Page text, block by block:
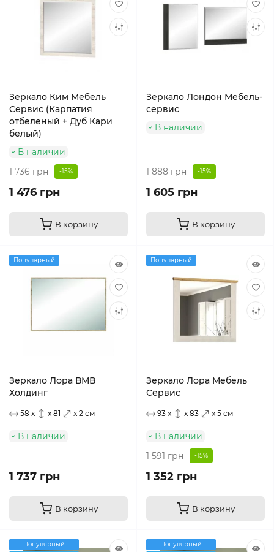
Зеркало Ким Мебель
Сервис (Карпатия
отбеленый + Дуб Кари
белый)
В наличии
1 736 грн
-15%
1 476 грн
В корзину
Зеркало Лондон Мебель-
сервис
В наличии
1 888 грн -15%
1 605 грн
В корзину
Популярный
Зеркало Лора ВМВ
Холдинг
58 x x 81 x 2 см
В наличии
1 737 грн
В корзину
Популярный
Зеркало Лора Мебель
Сервис
93 x x 83 x 5 см
В наличии
1 591 грн
-15%
1 352 грн
В корзину
Популярный
Популярный